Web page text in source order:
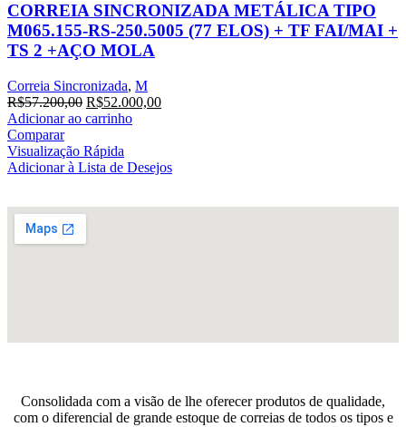
CORREIA SINCRONIZADA METÁLICA TIPO
M065.155-RS-250.5005 (77 ELOS) + TF FAI/MAI +
TS 2 +AÇO MOLA
Correia Sincronizada, M
R$57.200,00 R$52.000,00
Adicionar ao carrinho
Comparar
Visualização Rápida
Adicionar à Lista de Desejos
Consolidada com a visão de lhe oferecer produtos de qualidade,
com o diferencial de grande estoque de correias de todos os tipos e